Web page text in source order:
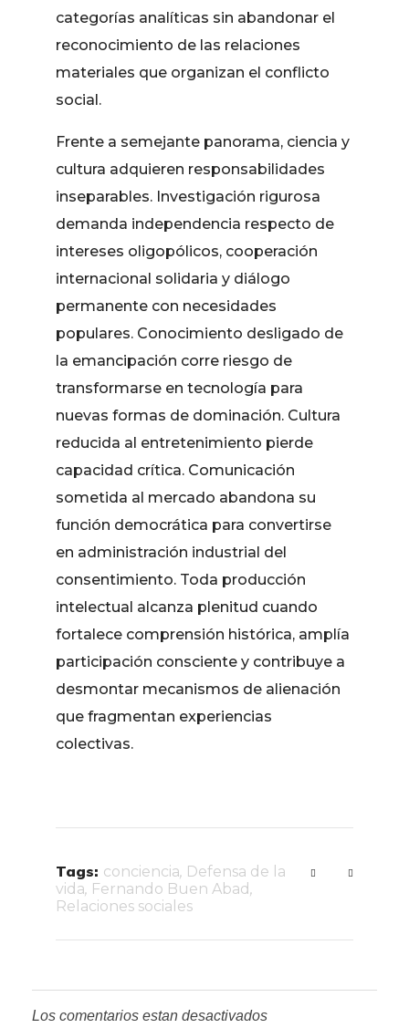
categorías analíticas sin abandonar el
reconocimiento de las relaciones
materiales que organizan el conflicto
social.
Frente a semejante panorama, ciencia y
cultura adquieren responsabilidades
inseparables. Investigación rigurosa
demanda independencia respecto de
intereses oligopólicos, cooperación
internacional solidaria y diálogo
permanente con necesidades
populares. Conocimiento desligado de
la emancipación corre riesgo de
transformarse en tecnología para
nuevas formas de dominación. Cultura
reducida al entretenimiento pierde
capacidad crítica. Comunicación
sometida al mercado abandona su
función democrática para convertirse
en administración industrial del
consentimiento. Toda producción
intelectual alcanza plenitud cuando
fortalece comprensión histórica, amplía
participación consciente y contribuye a
desmontar mecanismos de alienación
que fragmentan experiencias
colectivas.
Tags: conciencia, Defensa de la
vida, Fernando Buen Abad,
Relaciones sociales
Los comentarios estan desactivados